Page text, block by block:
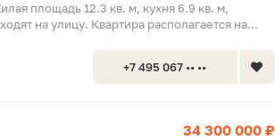
площадь 12.3 кв. м, кухня 6.9 кв. м,
на улицу. Квартира располагается на...
+7 495 067 •• ••
34 300 000 ₽